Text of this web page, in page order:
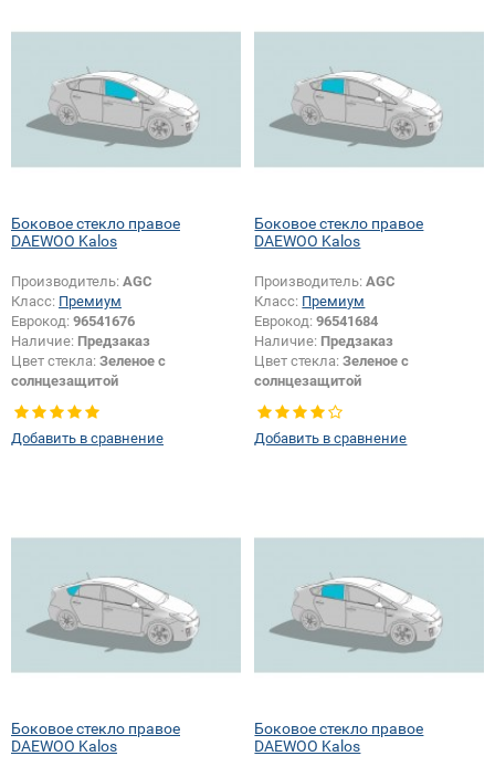
Боковое стекло правое
DAEWOO Kalos
Производитель: AGC
Класс: Премиум
Еврокод: 96541676
Наличие: Предзаказ
Цвет стекла: Зеленое с
солнцезащитой
правое
Добавить в сравнение
Боковое стекло правое
DAEWOO Kalos
Производитель:AGC
Класс: Премиум
Еврокод:96541684
Наличие: Предзаказ
Цвет стекла:Зеленое с
солнцезащитой
правое
Добавить в сравнение
Боковое стекло правое
DAEWOO Kalos
Боковое стекло правое
DAEWOO Kalos